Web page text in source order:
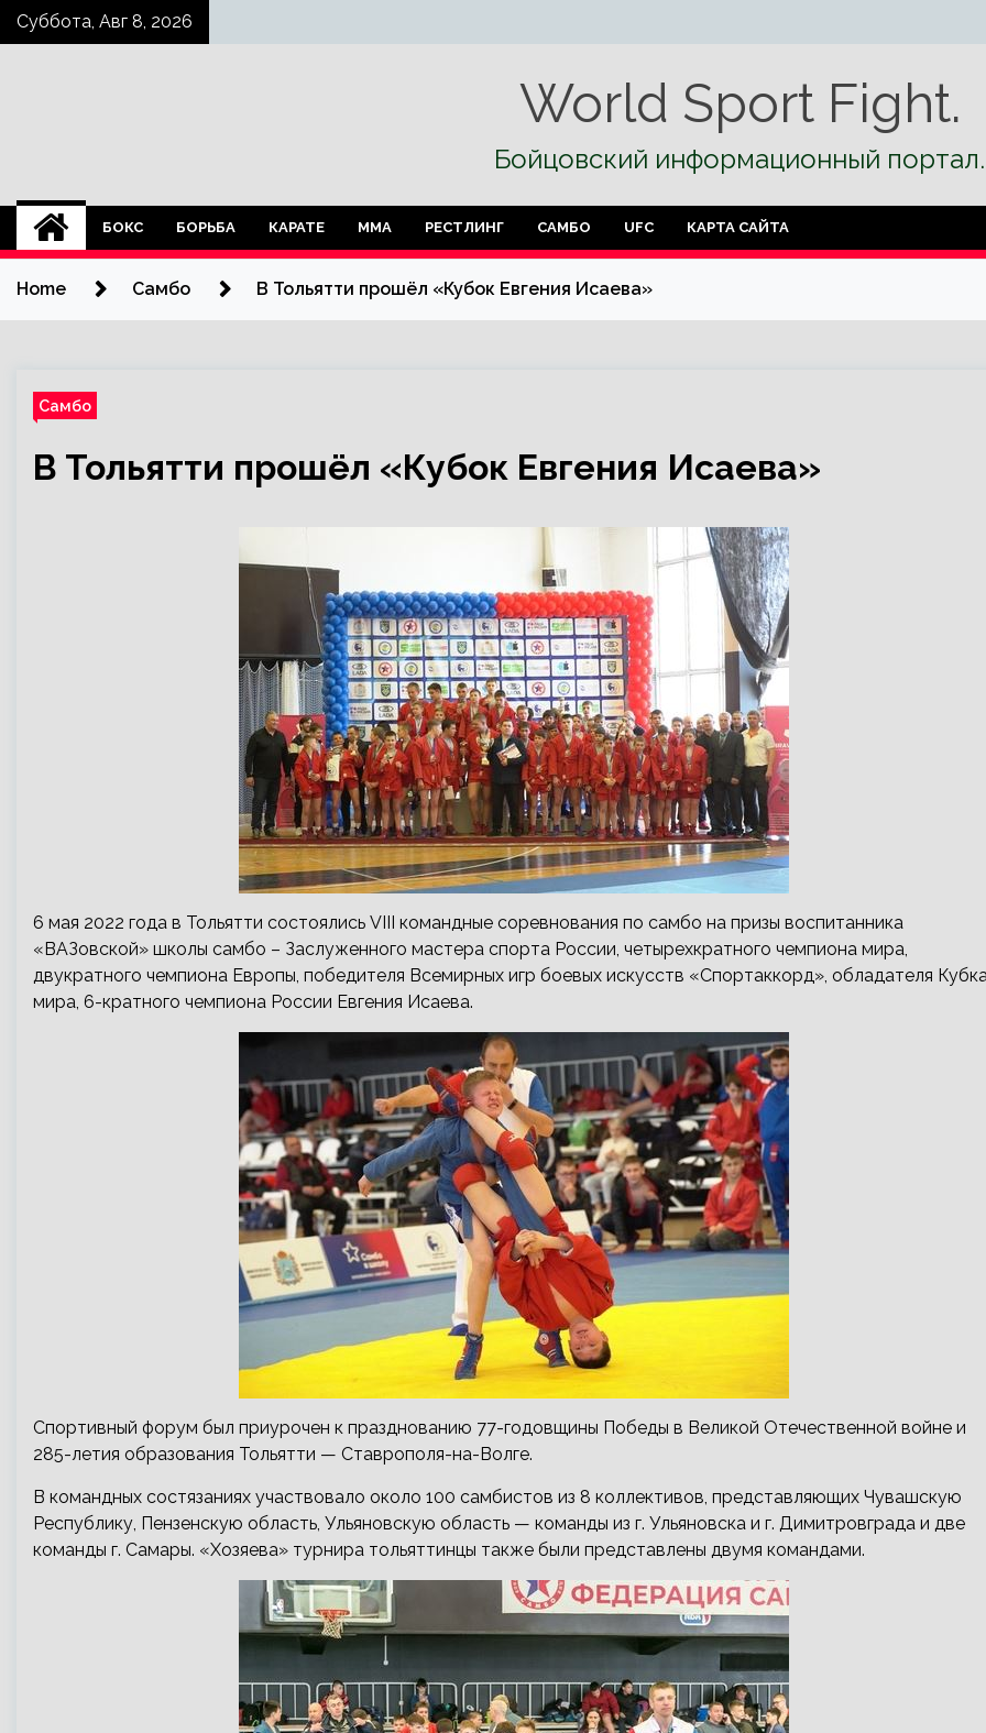
SkipСуббота, Авг 8, 2026
World Sport Fight.
Бойцовский информационный портал.
БОКС БОРЬБА КАРАТЕ ММА РЕСТЛИНГ САМБО UFC КАРТА САЙТА
Home Самбо В Тольятти прошёл «Кубок Евгения Исаева»
Самбо
В Тольятти прошёл «Кубок Евгения Исаева»
6 мая 2022 года в Тольятти состоялись VIII командные соревнования по самбо на призы воспитанника
«ВАЗовской» школы самбо – Заслуженного мастера спорта России, четырехкратного чемпиона мира,
двукратного чемпиона Европы, победителя Всемирных игр боевых искусств «Спортаккорд», обладателя
мира, 6-кратного чемпиона России Евгения Исаева.
Спортивный форум был приурочен к празднованию 77-годовщины Победы в Великой Отечественной войне и
285-летия образования Тольятти — Ставрополя-на-Волге.
В командных состязаниях участвовало около 100 самбистов из 8 коллективов, представляющих Чувашскую
Республику, Пензенскую область, Ульяновскую область — команды из г. Ульяновска и г. Димитровграда и две
команды г. Самары. «Хозяева» турнира тольяттинцы также были представлены двумя командами.